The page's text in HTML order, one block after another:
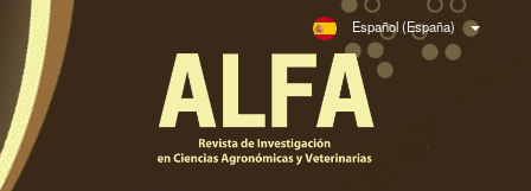
N
a
e
Español (España)